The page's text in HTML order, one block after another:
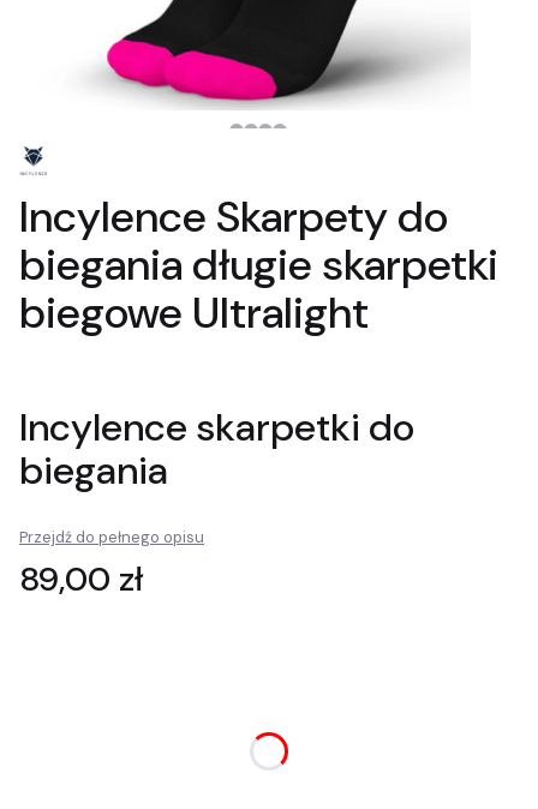
Incylence Skarpety do
biegania długie skarpetki
biegowe Ultralight
Incylence skarpetki do
biegania
Przejdź do pełnego opisu
Cena
89,00 zł